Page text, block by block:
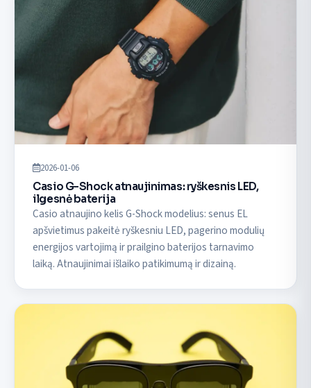
2026-01-06
Casio G-Shock atnaujinimas: ryškesnis LED,
ilgesnė baterija
Casio atnaujino kelis G-Shock modelius: senus EL
apšvietimus pakeitė ryškesniu LED, pagerino modulių
energijos vartojimą ir prailgino baterijos tarnavimo
laiką. Atnaujinimai išlaiko patikimumą ir dizainą.